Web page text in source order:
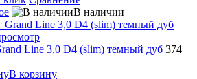
В наличии
Line 3,0 D4 (slim) темный дуб 374
В корзину